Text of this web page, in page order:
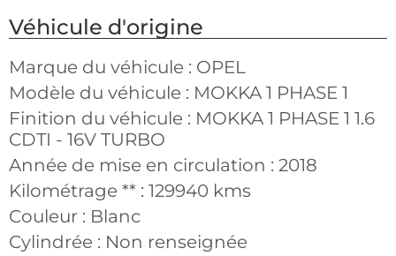
Véhicule d'origine
Marque du véhicule : OPEL
Modèle du véhicule : MOKKA 1 PHASE 1
Finition du véhicule : MOKKA 1 PHASE 1 1.6
CDTI - 16V TURBO
Année de mise en circulation : 2018
Kilométrage ** : 129940 kms
Couleur : Blanc
Cylindrée : Non renseignée